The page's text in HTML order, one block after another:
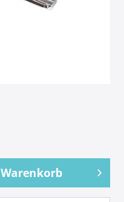
Warenkorb